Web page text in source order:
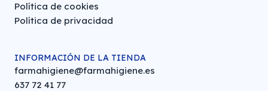
Política de cookies
Política de privacidad
INFORMACIÓN DE LA TIENDA
farmahigiene@farmahigiene.es
637 72 41 77